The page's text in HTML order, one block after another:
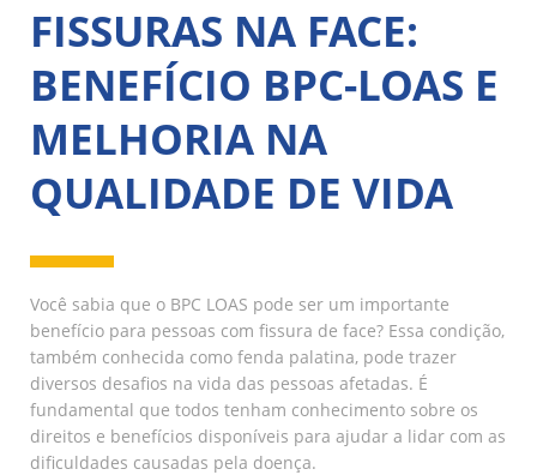
FISSURAS NA FACE:
BENEFÍCIO BPC-LOAS E
MELHORIA NA
QUALIDADE DE VIDA
Você sabia que o BPC LOAS pode ser um importante
benefício para pessoas com fissura de face? Essa condição,
também conhecida como fenda palatina, pode trazer
diversos desafios na vida das pessoas afetadas. É
fundamental que todos tenham conhecimento sobre os
direitos e benefícios disponíveis para ajudar a lidar com as
dificuldades causadas pela doença.